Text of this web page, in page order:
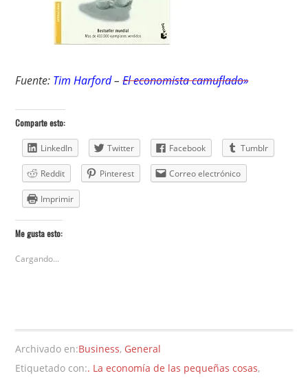
Fuente: Tim Harford–El economista camuflado»
Comparte esto:
LinkedIn Twitter Facebook Tumblr
Reddit Pinterest Correo electrónico
Imprimir
Me gusta esto:
Cargando...
Archivado en:Business, General
Etiquetado con:. La economía de las pequeñas cosas,